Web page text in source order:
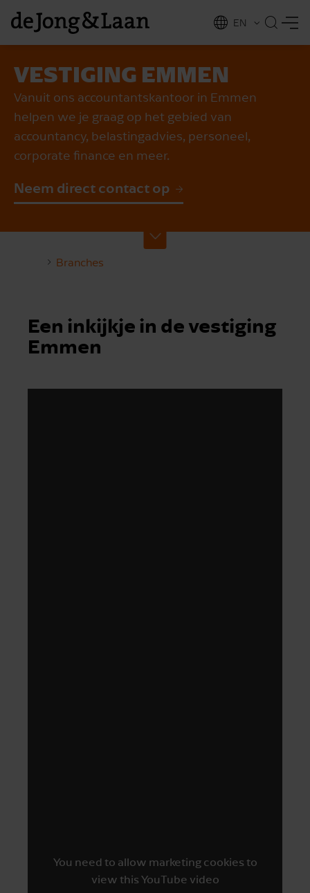
EN
NL
VESTIGING EMMEN
Vanuit ons accountantskantoor in Emmen
helpen we je graag op het gebied van
accountancy, belastingadvies, personeel,
corporate finance en meer.
Neem direct contact op
Branches
Een inkijkje in de vestiging
Emmen
You need to allow marketing cookies to
view this YouTube video